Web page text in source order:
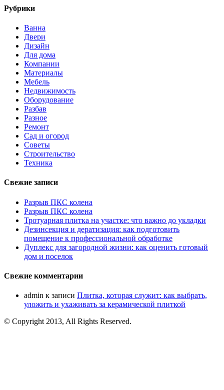
Рубрики
Ванна
Двери
Дизайн
Для дома
Компании
Материалы
Мебель
Недвижимость
Оборудование
Разбав
Разное
Ремонт
Сад и огород
Советы
Строительство
Техника
Свежие записи
Разрыв ПКС колена
Разрыв ПКС колена
Тротуарная плитка на участке: что важно до укладки
Дезинсекция и дератизация: как подготовить
помещение к профессиональной обработке
Дуплекс для загородной жизни: как оценить готовый
дом и поселок
Свежие комментарии
admin к записи Плитка, которая служит: как выбрать,
уложить и ухаживать за керамической плиткой
© Copyright 2013, All Rights Reserved.